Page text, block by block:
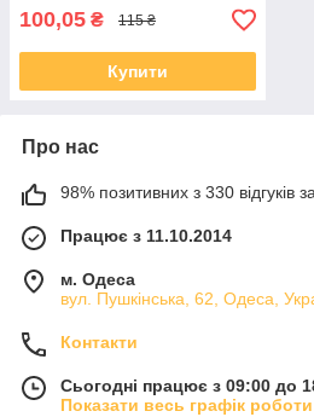
100,05 ₴ 115 ₴
Купити
Про нас
98% позитивних з 330 відгуків
Працює з 11.10.2014
м. Одеса
вул. Пушкінська, 62, Одеса,
Контакти
Сьогодні працює з 09:00 до
Показати весь графік роботи